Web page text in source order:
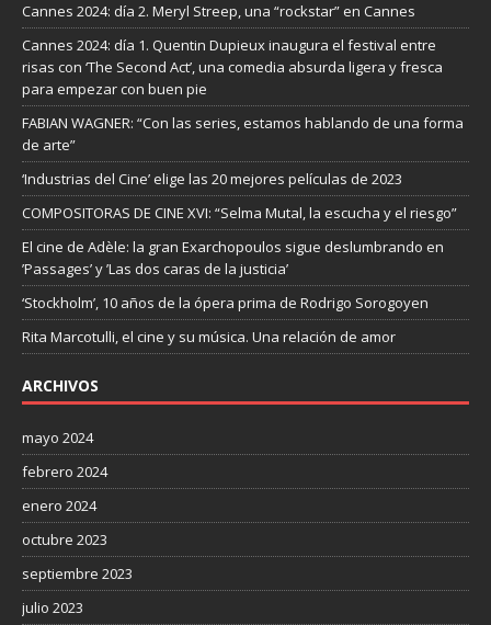
Cannes 2024: día 2. Meryl Streep, una “rockstar” en Cannes
Cannes 2024: día 1. Quentin Dupieux inaugura el festival entre
risas con ‘The Second Act’, una comedia absurda ligera y fresca
para empezar con buen pie
FABIAN WAGNER: “Con las series, estamos hablando de una forma
de arte”
‘Industrias del Cine’ elige las 20 mejores películas de 2023
COMPOSITORAS DE CINE XVI: “Selma Mutal, la escucha y el riesgo”
El cine de Adèle: la gran Exarchopoulos sigue deslumbrando en
’Passages’ y ’Las dos caras de la justicia’
‘Stockholm’, 10 años de la ópera prima de Rodrigo Sorogoyen
Rita Marcotulli, el cine y su música. Una relación de amor
ARCHIVOS
mayo 2024
febrero 2024
enero 2024
octubre 2023
septiembre 2023
julio 2023